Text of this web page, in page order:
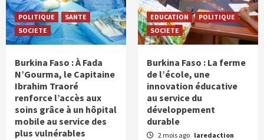
POLITIQUE
SANTE
SOCIETE
Burkina Faso : À Fada
N’Gourma, le Capitaine
Ibrahim Traoré
renforce l’accès aux
soins grâce à un hôpital
mobile au service des
plus vulnérables
EDUCATION
POLITIQUE
SOCIETE
Burkina Faso : La ferme
de l’école, une
innovation éducative
au service du
développement
durable
2 mois ago laredaction